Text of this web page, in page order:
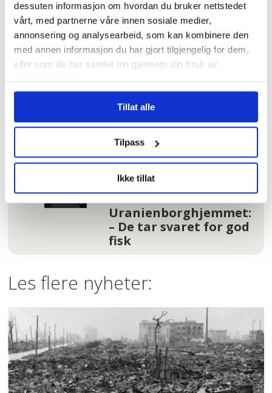
dessuten informasjon om hvordan du bruker nettstedet
vårt, med partnerne våre innen sosiale medier,
annonsering og analysearbeid, som kan kombinere den
med annen informasjon du har gjort tilgjengelig for dem,
eller som de har samlet inn gjennom din bruk av
Tillat alle
Tilpass
Ikke tillat
Tannhelse: Se om du
har krav på gratis
tannbehandling
uten å vite det
Hundrevis av
ansatte i Oslo
kommune uten
faste oppgaver: –
Føler meg plassert
på loftet og glemt
Pårørende som
varslet om
Uranienborghjemmet:
– De tar svaret for god
fisk
Les flere nyheter: